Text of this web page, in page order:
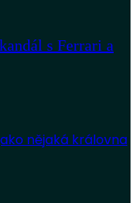
s Ferrari a